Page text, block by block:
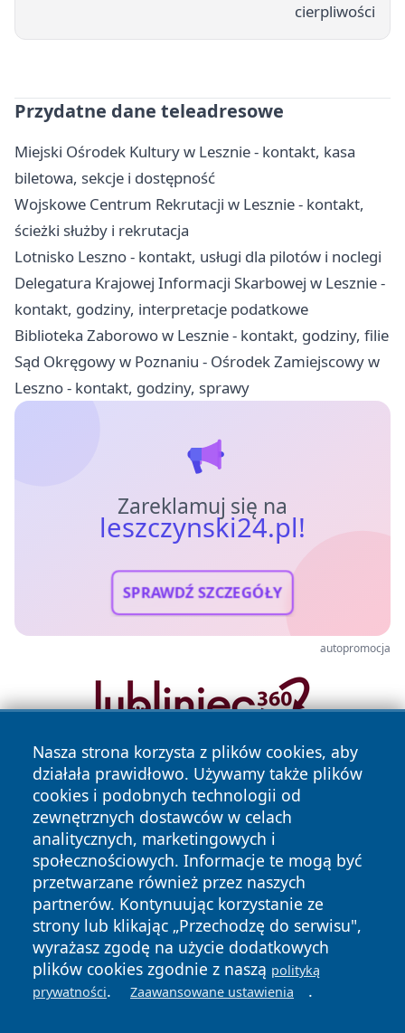
cierpliwości
Przydatne dane teleadresowe
Miejski Ośrodek Kultury w Lesznie - kontakt, kasa
biletowa, sekcje i dostępność
Wojskowe Centrum Rekrutacji w Lesznie - kontakt,
ścieżki służby i rekrutacja
Lotnisko Leszno - kontakt, usługi dla pilotów i noclegi
Delegatura Krajowej Informacji Skarbowej w Lesznie -
kontakt, godziny, interpretacje podatkowe
Biblioteka Zaborowo w Lesznie - kontakt, godziny, filie
Sąd Okręgowy w Poznaniu - Ośrodek Zamiejscowy w
Leszno - kontakt, godziny, sprawy
Zareklamuj się na
leszczynski24.pl!
SPRAWDŹ SZCZEGÓŁY
autopromocja
Nasza strona korzysta z plików cookies, aby
działała prawidłowo. Używamy także plików
cookies i podobnych technologii od
zewnętrznych dostawców w celach
analitycznych, marketingowych i
społecznościowych. Informacje te mogą być
przetwarzane również przez naszych
partnerów. Kontynuując korzystanie ze
strony lub klikając „Przechodzę do serwisu",
wyrażasz zgodę na użycie dodatkowych
plików cookies zgodnie z naszą polityką
prywatności. Zaawansowane ustawienia .
Copyright © 2026 leszczynski24.pl Wszystkie prawa
zastrzeżone.
News Autorzy
Polityka
Prywatności
Polityka
Cookies